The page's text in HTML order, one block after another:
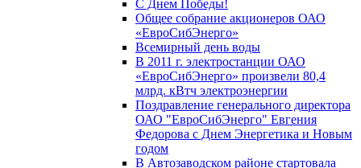
С Днем Победы!
Общее собрание акционеров ОАО
«ЕвроСибЭнерго»
Всемирный день воды
В 2011 г. электростанции ОАО
«ЕвроСибЭнерго» произвели 80,4
млрд. кВтч электроэнергии
Поздравление генерального директора
ОАО "ЕвроСибЭнерго" Евгения
Федорова с Днем Энергетика и Новым
годом
В Автозаводском районе стартовала